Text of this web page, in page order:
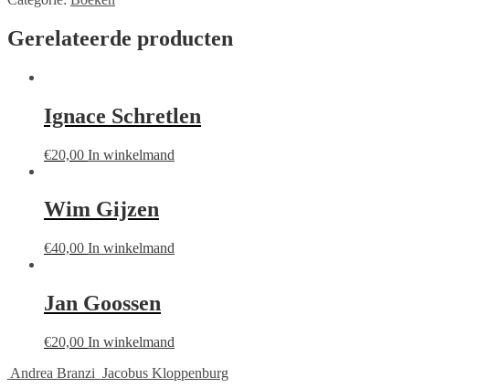
Gerelateerde producten
Ignace Schretlen
€20,00 In winkelmand
Wim Gijzen
€40,00 In winkelmand
Jan Goossen
€20,00 In winkelmand
Andrea Branzi Jacobus Kloppenburg